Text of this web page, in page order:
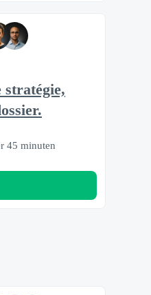
stratégie,
45 minuten